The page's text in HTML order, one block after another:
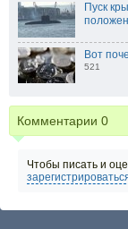
Пуск
Вот
521
Комментарии 0
Чтобы писать и